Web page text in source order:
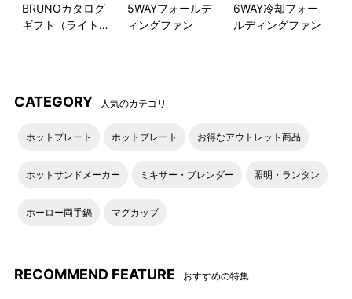
BRUNOカタログ
ギフト（ライトブ
5WAYフォールデ
ィングファン
6WAY冷却フォー
ルディングファン
CATEGORY 人気のカテゴリ
ホットプレート ホットプレート お得なアウトレット商品
ホットサンドメーカー ミキサー・ブレンダー 照明・ランタン
ホーロー両手鍋 マグカップ
RECOMMEND FEATURE おすすめの特集